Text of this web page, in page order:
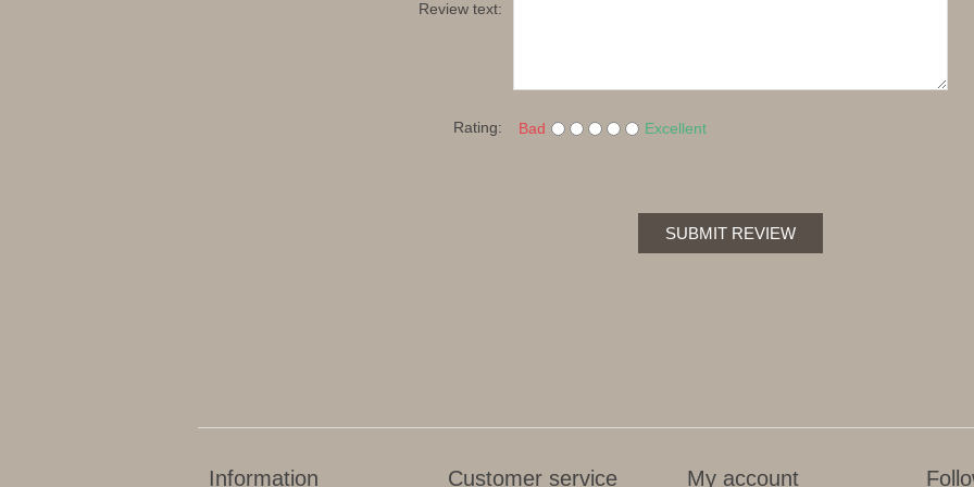
Review text:
Rating: Bad Excellent
SUBMIT REVIEW
Information Customer service My account